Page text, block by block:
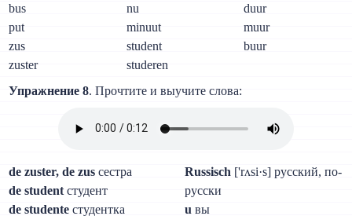
bus
put
zus
zuster
nu
minuut
student
studeren
duur
muur
buur
Упражнение 8. Прочтите и выучите слова:
de zuster, de zus сестра
de student студент
de studente студентка
Russisch ['rʌsi·s] русский, по-
русски
u вы